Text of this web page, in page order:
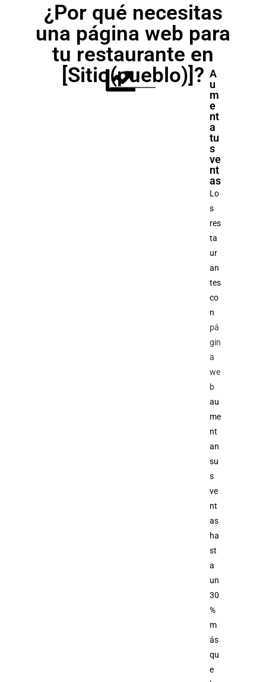
¿Por qué necesitas
una página web para
tu restaurante en
[Sitio(pueblo)]? A
u
m
e
nt
a
tu
s
ve
nt
as
Lo
s
res
ta
ur
an
tes
co
n
pá
gin
a
we
b
au
me
nt
an
su
s
ve
nt
as
ha
st
a
un
30
%
m
ás
qu
e